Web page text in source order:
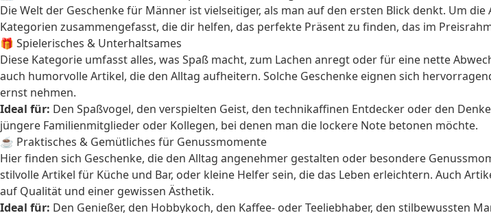
Die Welt der Geschenke für Männer ist vielseitiger, als man auf den ersten Blick denkt. Um
Kategorien zusammengefasst, die dir helfen, das perfekte Präsent zu finden, das im
🎁 Spielerisches & Unterhaltsames
Diese Kategorie umfasst alles, was Spaß macht, zum Lachen anregt oder für eine nette
auch humorvolle Artikel, die den Alltag aufheitern. Solche Geschenke eignen sich
ernst nehmen.
Ideal für: Den Spaßvogel, den verspielten Geist, den technikaffinen Entdecker oder den
jüngere Familienmitglieder oder Kollegen, bei denen man die lockere Note betonen möchte.
☕ Praktisches & Gemütliches für Genussmomente
Hier finden sich Geschenke, die den Alltag angenehmer gestalten oder besondere
stilvolle Artikel für Küche und Bar, oder kleine Helfer sein, die das Leben erleichtern. Auch
auf Qualität und einer gewissen Ästhetik.
Ideal für: Den Genießer, den Hobbykoch, den Kaffee- oder Teeliebhaber, den stilbewussten